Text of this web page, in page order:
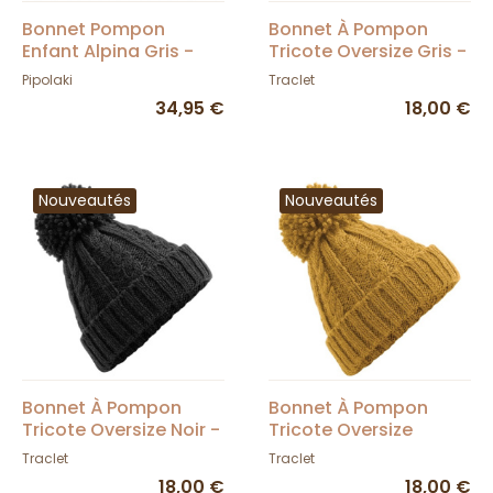
Bonnet Pompon
Enfant Alpina Gris -
Pipolaki
Pipolaki
34,95 €
Bonnet À Pompon
Tricote Oversize Gris -
Traclet
Traclet
18,00 €
Nouveautés
Bonnet À Pompon
Tricote Oversize Noir -
Traclet
Traclet
18,00 €
Nouveautés
Bonnet À Pompon
Tricote Oversize
Moutarde - Traclet
Traclet
18,00 €